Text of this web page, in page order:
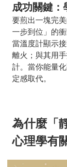
成功關鍵：
要煎出一塊完
一步到位」的
當溫度計顯示
離火；與其用
計。當你能量
定感取代。
為什麼「
心理學有